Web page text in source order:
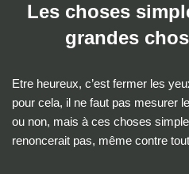
Les choses
grandes
Etre heureux, c’est fermer les
pour cela, il ne faut pas mesurer
ou non, mais à ces choses
renoncerait pas, même contre